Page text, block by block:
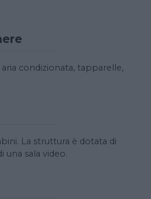
condizionata, tapparelle,
La struttura è dotata di
una sala video.